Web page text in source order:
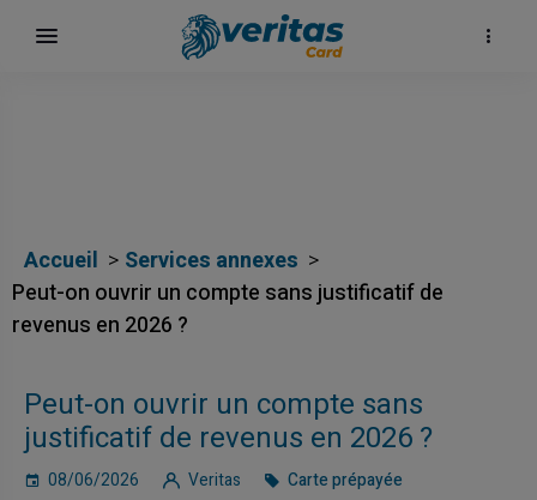
Accueil
Services annexes
Peut-on ouvrir un compte sans justificatif de
revenus en 2026 ?
Peut-on ouvrir un compte sans
justificatif de revenus en 2026 ?
08/06/2026 Veritas Carte prépayée